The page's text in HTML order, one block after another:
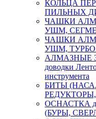
КОЛЬЦА
ПИЛЬНЫХ
ЧАШКИ
УШМ,
ЧАШКИ
УШМ, ТУРБО
АЛМАЗНЫЕ
доводки
инструмента
БИТЫ
РЕДУКТОРЫ,
ОСНАСТКА
(БУРЫ,